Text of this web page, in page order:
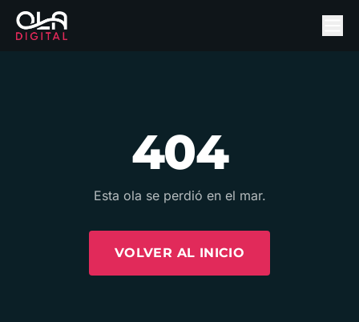
404
Esta ola se perdió en el mar.
VOLVER AL INICIO